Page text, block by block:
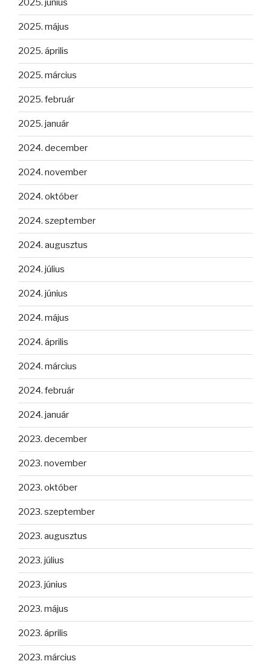
2025. június
2025. május
2025. április
2025. március
2025. február
2025. január
2024. december
2024. november
2024. október
2024. szeptember
2024. augusztus
2024. július
2024. június
2024. május
2024. április
2024. március
2024. február
2024. január
2023. december
2023. november
2023. október
2023. szeptember
2023. augusztus
2023. július
2023. június
2023. május
2023. április
2023. március